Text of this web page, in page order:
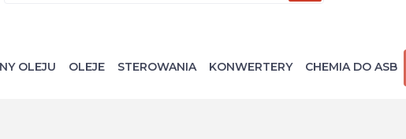
OLEJU OLEJE STEROWANIA KONWERTERY CHEMIA DO ASB